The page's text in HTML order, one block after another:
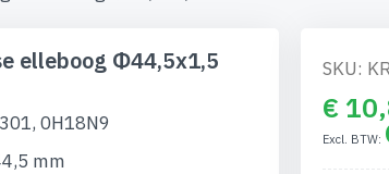
elleboog Φ44,5x1,5
0H18N9
mm
SKU:
€